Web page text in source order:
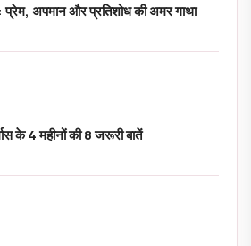
अपमान और प्रतिशोध की अमर गाथा
के 4 महीनों की 8 जरूरी बातें